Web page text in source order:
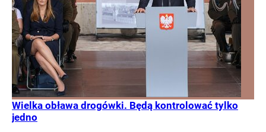
Wielka obława drogówki. Będą kontrolować tylko
jedno